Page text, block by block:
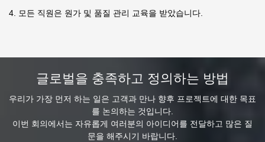
4. 모든 직원은 원가 및 품질 관리 교육을 받았습니다.
글로벌을 충족하고 정의하는 방법
우리가 가장 먼저 하는 일은 고객과 만나 향후 프로젝트에 대한 목표
를 논의하는 것입니다.
이번 회의에서는 자유롭게 여러분의 아이디어를 전달하고 많은 질
문을 해주시기 바랍니다.